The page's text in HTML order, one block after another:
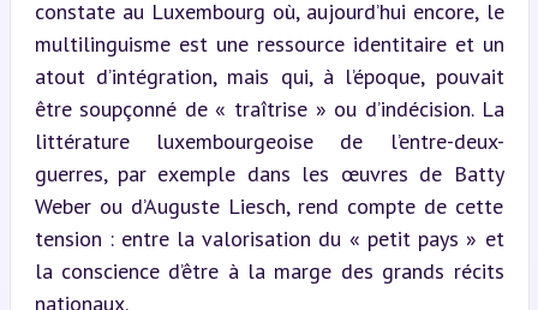
constate au Luxembourg où, aujourd’hui encore, le
multilinguisme est une ressource identitaire et un
atout d’intégration, mais qui, à l’époque, pouvait
être soupçonné de « traîtrise » ou d’indécision. La
littérature luxembourgeoise de l’entre-deux-
guerres, par exemple dans les œuvres de Batty
Weber ou d’Auguste Liesch, rend compte de cette
tension : entre la valorisation du « petit pays » et
la conscience d’être à la marge des grands récits
nationaux.